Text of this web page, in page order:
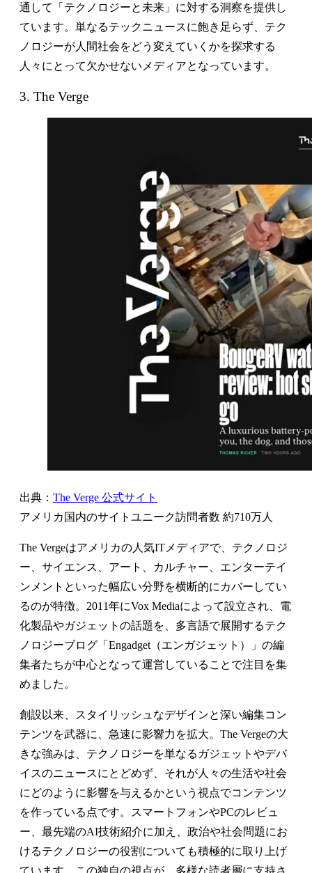
通して「テクノロジーと未来」に対する洞察を提供し
ています。単なるテックニュースに飽き足らず、テク
ノロジーが人間社会をどう変えていくかを探求する
人々にとって欠かせないメディアとなっています。
3. The Verge
出典： The Verge 公式サイト
アメリカ国内のサイトユニーク訪問者数 約710万人
The Vergeはアメリカの人気ITメディアで、テクノロジ
ー、サイエンス、アート、カルチャー、エンターテイ
ンメントといった幅広い分野を横断的にカバーしてい
るのが特徴。2011年にVox Mediaによって設立され、電
化製品やガジェットの話題を、多言語で展開するテク
ノロジーブログ「Engadget（エンガジェット）」の編
集者たちが中心となって運営していることで注目を集
めました。
創設以来、スタイリッシュなデザインと深い編集コン
テンツを武器に、急速に影響力を拡大。The Vergeの大
きな強みは、テクノロジーを単なるガジェットやデバ
イスのニュースにとどめず、それが人々の生活や社会
にどのように影響を与えるかという視点でコンテンツ
を作っている点です。スマートフォンやPCのレビュ
ー、最先端のAI技術紹介に加え、政治や社会問題にお
けるテクノロジーの役割についても積極的に取り上げ
ています。この独自の視点が、多様な読者層に支持さ